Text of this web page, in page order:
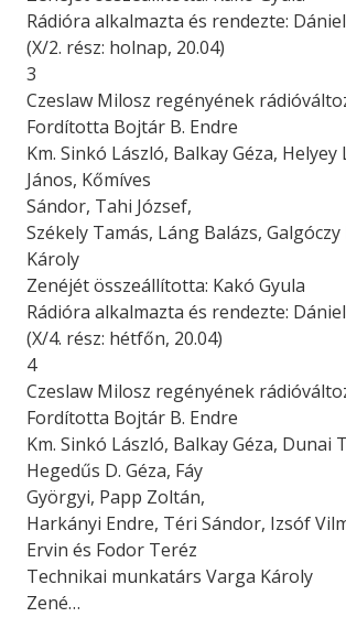
Rádióra alkalmazta és rendezte:
(X/2. rész: holnap, 20.04)
3
Czeslaw Milosz regényének
Fordította Bojtár B. Endre
Km. Sinkó László, Balkay Géza, Helyey
János, Kőmíves
Sándor, Tahi József,
Székely Tamás, Láng Balázs,
Károly
Zenéjét összeállította: Kakó Gyula
Rádióra alkalmazta és rendezte:
(X/4. rész: hétfőn, 20.04)
4
Czeslaw Milosz regényének
Fordította Bojtár B. Endre
Km. Sinkó László, Balkay Géza, Dunai
Hegedűs D. Géza, Fáy
Györgyi, Papp Zoltán,
Harkányi Endre, Téri Sándor, Izsóf
Ervin és Fodor Teréz
Technikai munkatárs Varga Károly
Zené…